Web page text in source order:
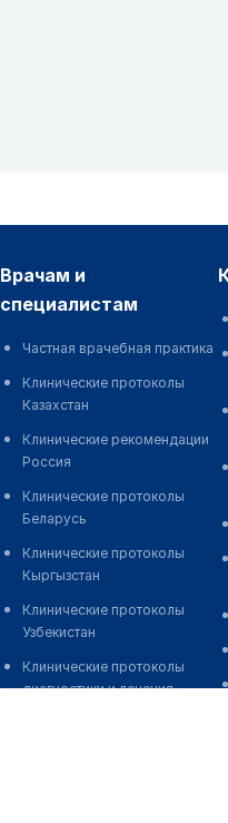
врачам и
специалистам
Частная врачебная практика
Клинические протоколы
Казахстан
Клинические рекомендации
Россия
Клинические протоколы
Беларусь
Клинические протоколы
Кыргызстан
Клинические протоколы
Узбекистан
Клинические протоколы
диагностики и лечения